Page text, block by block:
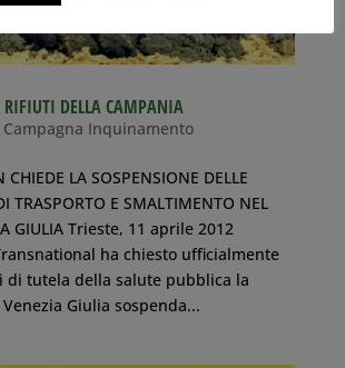
RIFIUTI DELLA CAMPANIA
Campagna Inquinamento
CHIEDE LA SOSPENSIONE DELLE
TRASPORTO E SMALTIMENTO NEL
GIULIA Trieste, 11 aprile 2012
ha chiesto ufficialmente
di tutela della salute pubblica la
Giulia sospenda...